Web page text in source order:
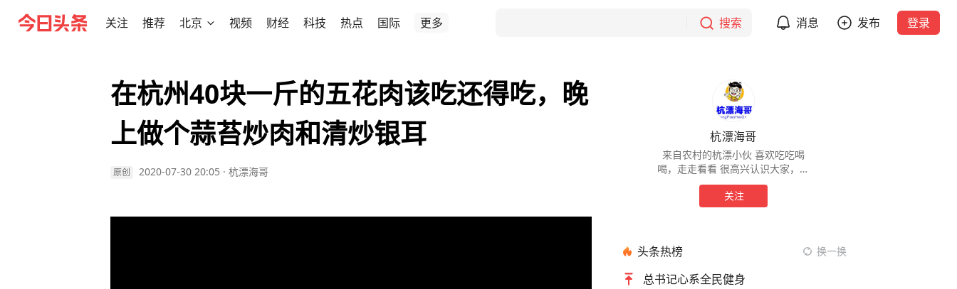
关注 推荐 北京 视频 财经 科技 热点 国际 更多 搜索 消息 发布 登录
在杭州40块一斤的五花肉该吃还得吃，晚
上做个蒜苔炒肉和清炒银耳
原创 2020-07-30 20:05 · 杭漂海哥
杭漂海哥
来自农村的杭漂小伙 喜欢吃吃喝
喝，走走看看 很高兴认识大家，带
大家看不一样的人间烟火
关注
头条热榜 换一换
总书记心系全民健身